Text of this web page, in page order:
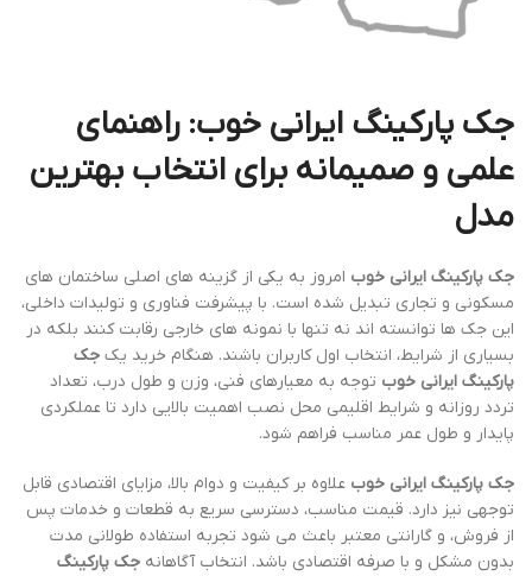
جک پارکینگ ایرانی خوب: راهنمای
علمی و صمیمانه برای انتخاب بهترین
مدل
جک پارکینگ ایرانی خوب امروز به یکی از گزینه های اصلی ساختمان های
مسکونی و تجاری تبدیل شده است. با پیشرفت فناوری و تولیدات داخلی،
این جک ها توانسته اند نه تنها با نمونه های خارجی رقابت کنند بلکه در
بسیاری از شرایط، انتخاب اول کاربران باشند. هنگام خرید یک جک
پارکینگ ایرانی خوب توجه به معیارهای فنی، وزن و طول درب، تعداد
تردد روزانه و شرایط اقلیمی محل نصب اهمیت بالایی دارد تا عملکردی
پایدار و طول عمر مناسب فراهم شود.
جک پارکینگ ایرانی خوب علاوه بر کیفیت و دوام بالا، مزایای اقتصادی قابل
توجهی نیز دارد. قیمت مناسب، دسترسی سریع به قطعات و خدمات پس
از فروش، و گارانتی معتبر باعث می شود تجربه استفاده طولانی مدت
بدون مشکل و با صرفه اقتصادی باشد. انتخاب آگاهانه جک پارکینگ